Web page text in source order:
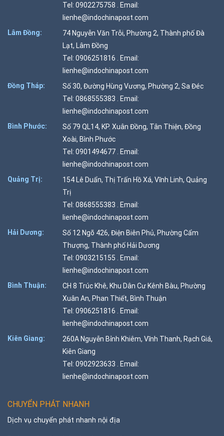
Tel: 0902275758 . Email:
lienhe@indochinapost.com
Lâm Đồng:
74 Nguyễn Văn Trỗi, Phường 2, Thành phố Đà
Lạt, Lâm Đồng
Tel: 0906251816 . Email:
lienhe@indochinapost.com
Đồng Tháp:
Số 30, Đường Hùng Vương, Phường 2, Sa Đéc
Tel: 0868555383 . Email:
lienhe@indochinapost.com
Bình Phước:
Số 79 QL14, KP. Xuân Đồng, Tân Thiện, Đồng
Xoài, Bình Phước
Tel: 0901494677 . Email:
lienhe@indochinapost.com
Quảng Trị:
154 Lê Duẩn, Thị Trấn Hồ Xá, Vĩnh Linh, Quảng
Trị
Tel: 0868555383 . Email:
lienhe@indochinapost.com
Hải Dương:
Số 12 Ngõ 426, Điện Biên Phủ, Phường Cẩm
Thượng, Thành phố Hải Dương
Tel: 0903215155 . Email:
lienhe@indochinapost.com
Bình Thuận:
CH 8 Trúc Khê, Khu Dân Cư Kênh Bàu, Phường
Xuân An, Phan Thiết, Bình Thuận
Tel: 0906251816 . Email:
lienhe@indochinapost.com
Kiên Giang:
260A Nguyễn Bỉnh Khiêm, Vĩnh Thanh, Rạch Giá,
Kiên Giang
Tel: 0902923633 . Email:
lienhe@indochinapost.com
CHUYỂN PHÁT NHANH
Dịch vụ chuyển phát nhanh nội địa